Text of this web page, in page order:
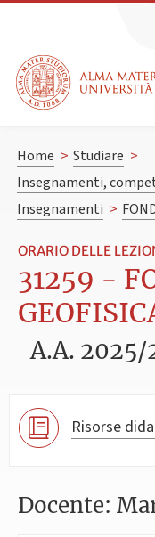
Home > Studiare >
Insegnamenti,
Insegnamenti >
ORARIO DELLE
31259 -
A.A.
Risorse
Docente: